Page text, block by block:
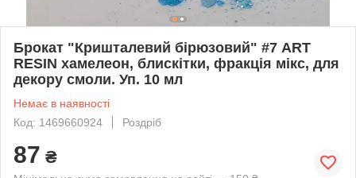
Брокат "Кришталевий бірюзовий" #7 ART
RESIN хамелеон, блискітки, фракція мікс, для
декору смоли. Уп. 10 мл
Немає в наявності
Код: 1469660924
Роздріб
87 ₴